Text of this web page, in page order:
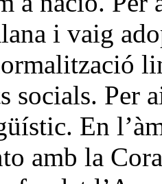
i vaig
socials. Per
En
amb la